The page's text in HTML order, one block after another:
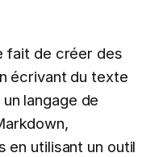
fait de créer des
écrivant du texte
langage de
en utilisant un outil